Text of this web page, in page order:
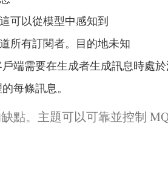
可以從模型中感知到
所有訂閱者。目的地未知
端需要在生成者生成訊息時處於
每條訊息。
點。主題可以可靠並控制